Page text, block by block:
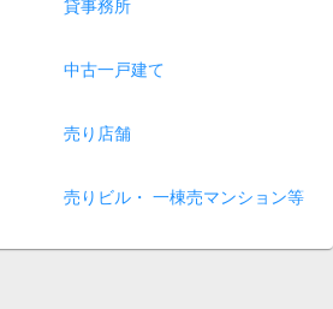
貸事務所
中古一戸建て
売り店舗
売りビル・ 一棟売マンション等